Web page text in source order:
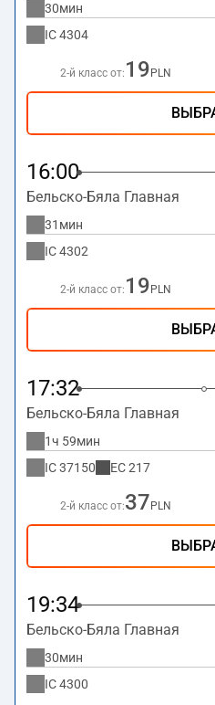
30мин
IC4304
2-й класс от: 19 PLN
16:00
Бельско-Бяла Главная
31мин
IC4302
2-й класс от: 19 PLN
17:32
Бельско-Бяла Главная
1ч 59мин
IC37150 EC217
2-й класс от:37 PLN
19:34
Бельско-Бяла Главная
30мин
IC4300